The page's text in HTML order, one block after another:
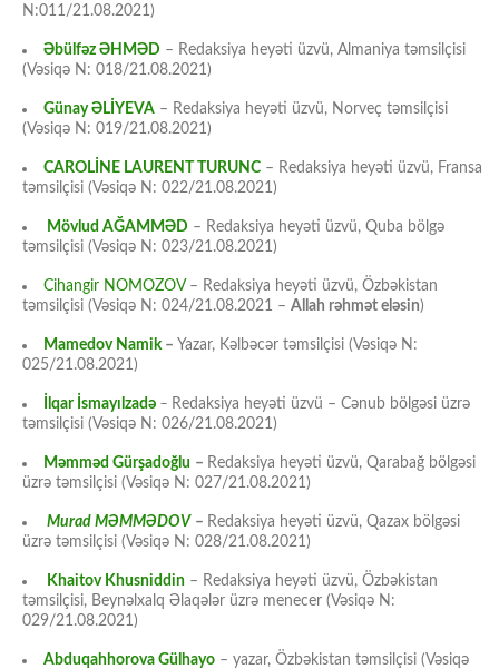
N:011/21.08.2021)
Əbülfəz ƏHMƏD – Redaksiya heyəti üzvü, Almaniya təmsilçisi
(Vəsiqə N: 018/21.08.2021)
Günay ƏLİYEVA – Redaksiya heyəti üzvü, Norveç təmsilçisi
(Vəsiqə N: 019/21.08.2021)
CAROLİNE LAURENT TURUNC – Redaksiya heyəti üzvü, Fransa
təmsilçisi (Vəsiqə N: 022/21.08.2021)
Mövlud AĞAMMƏD – Redaksiya heyəti üzvü, Quba bölgə
təmsilçisi (Vəsiqə N: 023/21.08.2021)
Cihangir NOMOZOV– Redaksiya heyəti üzvü, Özbəkistan
təmsilçisi (Vəsiqə N: 024/21.08.2021 – Allah rəhmət eləsin)
Mamedov Namik– Yazar, Kəlbəcər təmsilçisi (Vəsiqə N:
025/21.08.2021)
İlqar İsmayılzadə – Redaksiya heyəti üzvü – Cənub bölgəsi üzrə
təmsilçisi (Vəsiqə N: 026/21.08.2021)
Məmməd Gürşadoğlu – Redaksiya heyəti üzvü, Qarabağ bölgəsi
üzrə təmsilçisi (Vəsiqə N: 027/21.08.2021)
Murad MƏMMƏDOV – Redaksiya heyəti üzvü, Qazax bölgəsi
üzrə təmsilçisi (Vəsiqə N: 028/21.08.2021)
Khaitov Khusniddin – Redaksiya heyəti üzvü, Özbəkistan
təmsilçisi, Beynəlxalq Əlaqələr üzrə menecer (Vəsiqə N:
029/21.08.2021)
Abduqahhorova Gülhayo – yazar, Özbəkistan təmsilçisi (Vəsiqə